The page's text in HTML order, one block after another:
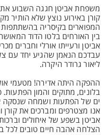
משפחת אביטן חגגה השבוע
המפוארים בקיסריה בהשתתפות כ-500 אורחים שהופק ביד
בין האורחים בלטו הדוד
אביטן ורעייתו אורלי וחברים
עבדכם הנאמן שהגיע יחד עם
ליאור גרודר היקרה.
בלונים, מתוקים והמון
ים של הפתעות ושמחה שנסקה
אנו מצטרפים ומברכים את קורן
אביטן בשפע של איחולים
הצלחה אהבה חיים טובים לכל